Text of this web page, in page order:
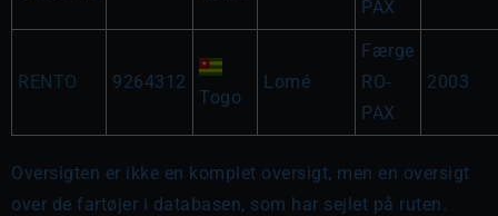
PAX
RENTO 9264312
Togo
Lomé
Færge
RO-
PAX
2003
Oversigten er ikke en komplet oversigt, men en oversigt
over de fartøjer i databasen, som har sejlet på ruten.